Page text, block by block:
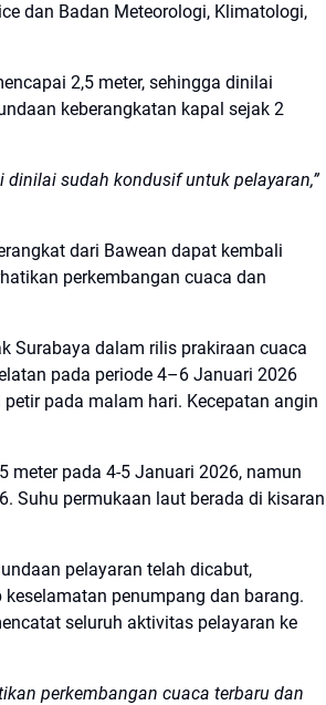
dan Badan Meteorologi, Klimatologi,
2,5 meter, sehingga dinilai
keberangkatan kapal sejak 2
sudah kondusif untuk pelayaran,”
dari Bawean dapat kembali
perkembangan cuaca dan
Surabaya dalam rilis prakiraan cuaca
pada periode 4–6 Januari 2026
pada malam hari. Kecepatan angin
meter pada 4-5 Januari 2026, namun
Suhu permukaan laut berada di kisaran
pelayaran telah dicabut,
penumpang dan barang.
seluruh aktivitas pelayaran ke
perkembangan cuaca terbaru dan